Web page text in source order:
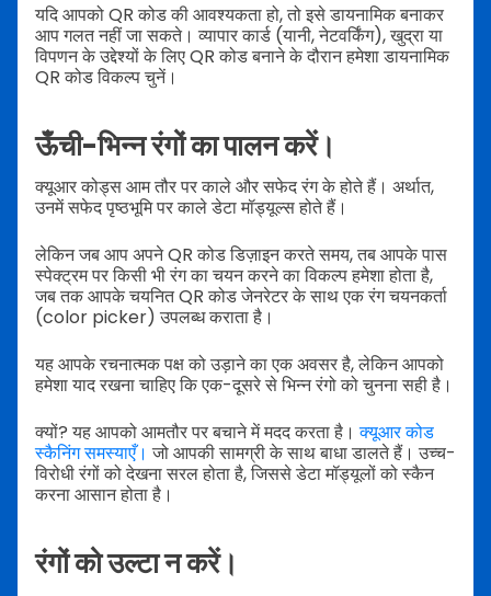
यदि आपको QR कोड की आवश्यकता हो, तो इसे डायनामिक बनाकर
आप गलत नहीं जा सकते। व्यापार कार्ड (यानी, नेटवर्किंग), खुद्रा या
विपणन के उद्देश्यों के लिए QR कोड बनाने के दौरान हमेशा डायनामिक
QR कोड विकल्प चुनें।
ऊँची-भिन्न रंगों का पालन करें।
क्यूआर कोड्स आम तौर पर काले और सफेद रंग के होते हैं। अर्थात,
उनमें सफेद पृष्ठभूमि पर काले डेटा मॉड्यूल्स होते हैं।
लेकिन जब आप अपने QR कोड डिज़ाइन करते समय, तब आपके पास
स्पेक्ट्रम पर किसी भी रंग का चयन करने का विकल्प हमेशा होता है,
जब तक आपके चयनित QR कोड जेनरेटर के साथ एक रंग चयनकर्ता
(color picker) उपलब्ध कराता है।
यह आपके रचनात्मक पक्ष को उड़ाने का एक अवसर है, लेकिन आपको
हमेशा याद रखना चाहिए कि एक-दूसरे से भिन्न रंगो को चुनना सही है।
क्यों? यह आपको आमतौर पर बचाने में मदद करता है।क्यूआर कोड
स्कैनिंग समस्याएँ। जो आपकी सामग्री के साथ बाधा डालते हैं। उच्च-
विरोधी रंगों को देखना सरल होता है, जिससे डेटा मॉड्यूलों को स्कैन
करना आसान होता है।
रंगों को उल्टा न करें।